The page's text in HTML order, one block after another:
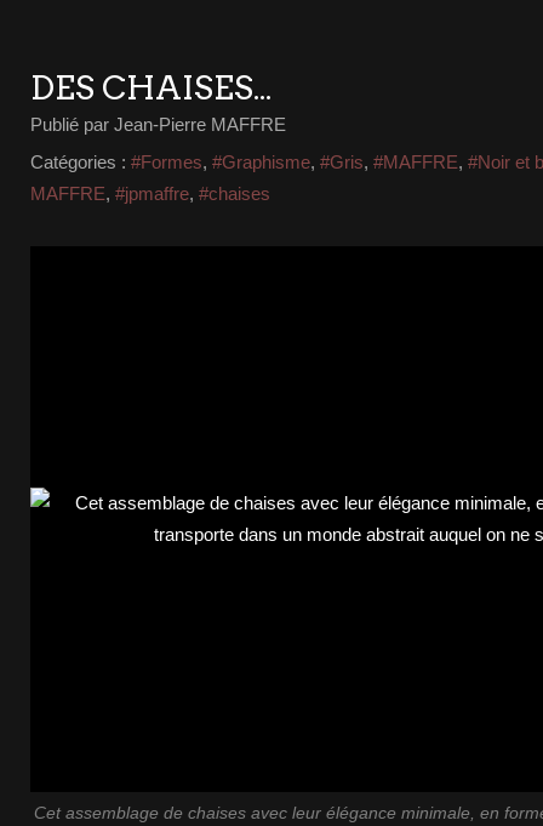
DES CHAISES...
Publié par Jean-Pierre MAFFRE
Catégories : #Formes, #Graphisme, #Gris, #MAFFRE, #Noir et
MAFFRE, #jpmaffre, #chaises
Cet assemblage de chaises avec leur élégance minimale, en